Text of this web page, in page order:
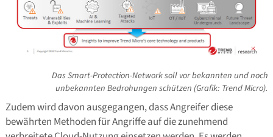
Das Smart-Protection-Network soll vor bekannten und noch
unbekannten Bedrohungen schützen (Grafik: Trend Micro).
Zudem wird davon ausgegangen, dass Angreifer diese
bewährten Methoden für Angriffe auf die zunehmend